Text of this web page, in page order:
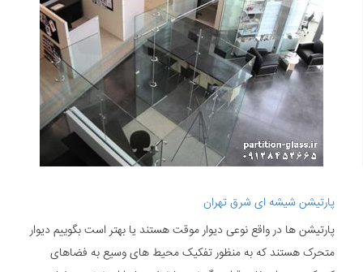
پارتیشن شیشه ای شرق تهران
پارتیشن ها در واقع نوعی دیوار موقت هستند یا بهتر است بگوییم دیوار
متحرک هستند که به منظور تفکیک محیط های وسیع به فضاهای